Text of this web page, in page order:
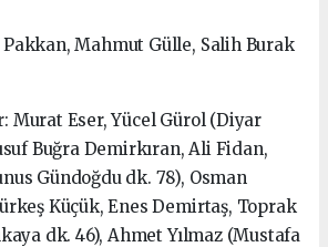
Mahmut Gülle, Salih Burak
Murat Eser, Yücel Gürol (Diyar
Buğra Demirkıran, Ali Fidan,
Gündoğdu dk. 78), Osman
Küçük, Enes Demirtaş, Toprak
dk. 46), Ahmet Yılmaz (Mustafa